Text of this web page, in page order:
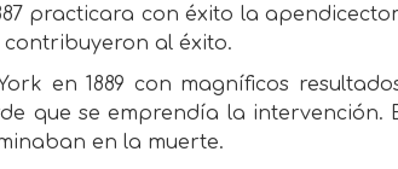
practicara con éxito la
contribuyeron al éxito.
en 1889 con magníficos
que se emprendía la intervención.
en la muerte.